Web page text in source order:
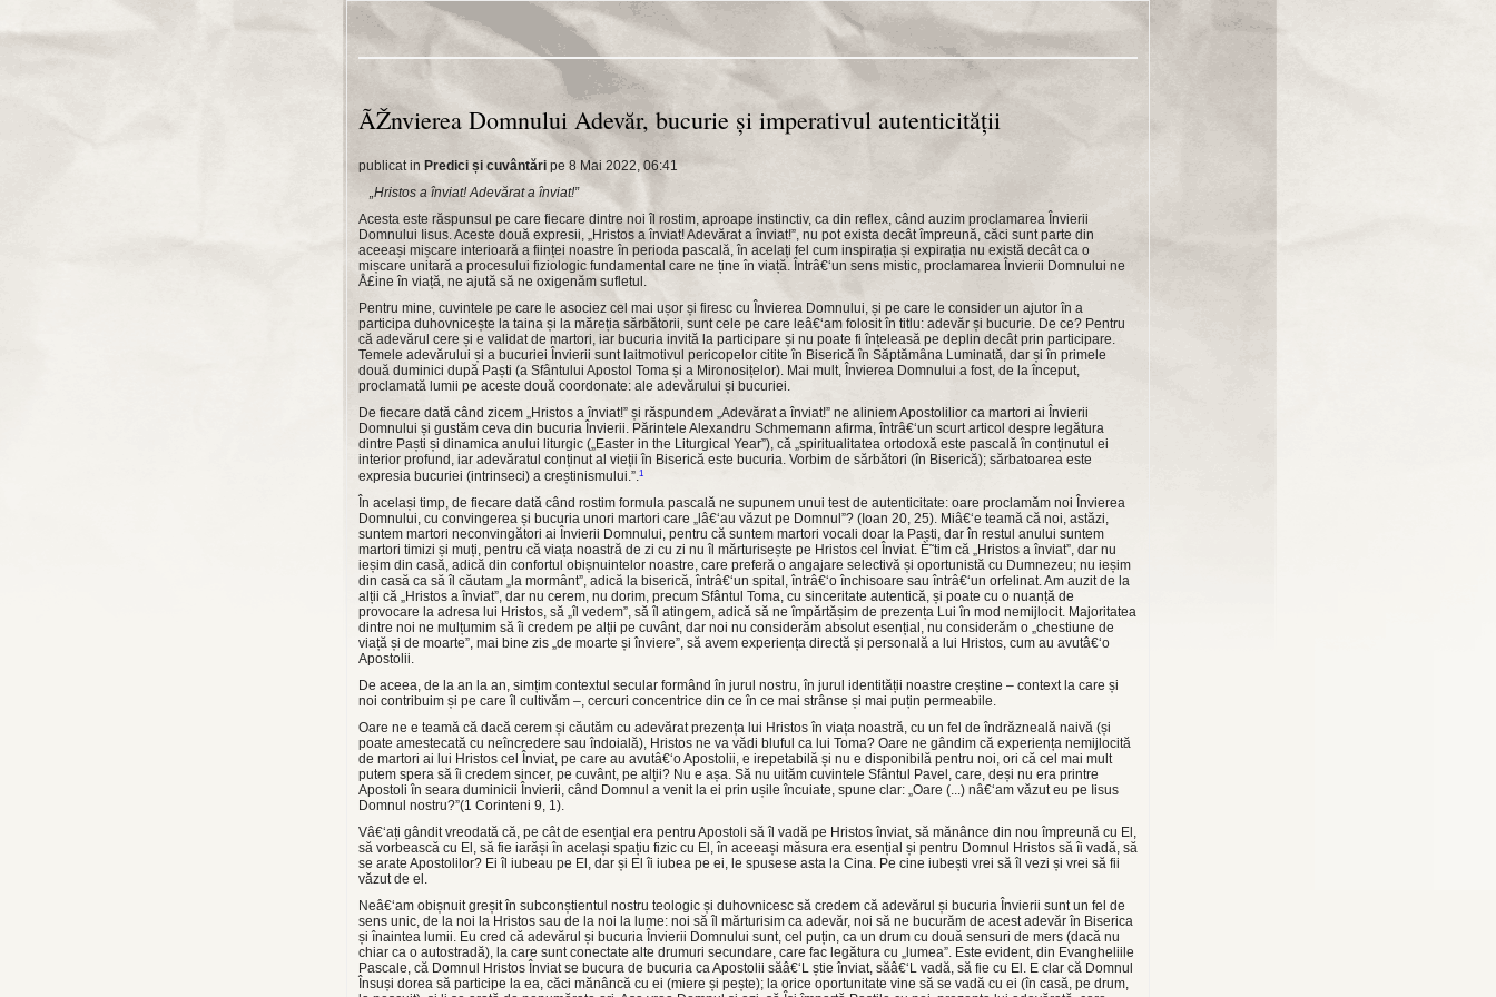
ÃŽnvierea Domnului Adevăr, bucurie și imperativul autenticității
publicat in Predici și cuvântări pe 8 Mai 2022, 06:41
„Hristos a înviat! Adevărat a înviat!”
Acesta este răspunsul pe care fiecare dintre noi îl rostim, aproape instinctiv, ca din reflex, când auzim proclamarea Învierii
Domnului Iisus. Aceste două expresii, „Hristos a înviat! Adevărat a înviat!”, nu pot exista decât împreună, căci sunt parte din
aceeași mișcare interioară a ființei noastre în perioda pascală, în acelați fel cum inspirația și expirația nu există decât ca o
mișcare unitară a procesului fiziologic fundamental care ne ține în viață. Întrâ€‘un sens mistic, proclamarea Învierii Domnului ne
Å£ine în viață, ne ajută să ne oxigenăm sufletul.
Pentru mine, cuvintele pe care le asociez cel mai ușor și firesc cu Învierea Domnului, și pe care le consider un ajutor în a
participa duhovnicește la taina și la măreția sărbătorii, sunt cele pe care leâ€‘am folosit în titlu: adevăr și bucurie. De ce? Pentru
că adevărul cere și e validat de martori, iar bucuria invită la participare și nu poate fi înțeleasă pe deplin decât prin participare.
Temele adevărului și a bucuriei Învierii sunt laitmotivul pericopelor citite în Biserică în Săptămâna Luminată, dar și în primele
două duminici după Paști (a Sfântului Apostol Toma și a Mironosițelor). Mai mult, Învierea Domnului a fost, de la început,
proclamată lumii pe aceste două coordonate: ale adevărului și bucuriei.
De fiecare dată când zicem „Hristos a înviat!” și răspundem „Adevărat a înviat!” ne aliniem Apostolilior ca martori ai Învierii
Domnului și gustăm ceva din bucuria Învierii. Părintele Alexandru Schmemann afirma, întrâ€‘un scurt articol despre legătura
dintre Paști și dinamica anului liturgic („Easter in the Liturgical Year”), că „spiritualitatea ortodoxă este pascală în conținutul ei
interior profund, iar adevăratul conținut al vieții în Biserică este bucuria. Vorbim de sărbători (în Biserică); sărbatoarea este
expresia bucuriei (intrinseci) a creștinismului.”.1
În același timp, de fiecare dată când rostim formula pascală ne supunem unui test de autenticitate: oare proclamăm noi Învierea
Domnului, cu convingerea și bucuria unori martori care „lâ€‘au văzut pe Domnul”? (Ioan 20, 25). Miâ€‘e teamă că noi, astăzi,
suntem martori neconvingători ai Învierii Domnului, pentru că suntem martori vocali doar la Paști, dar în restul anului suntem
martori timizi și muți, pentru că viața noastră de zi cu zi nu îl mărturisește pe Hristos cel Înviat. È˜tim că „Hristos a înviat”, dar nu
ieșim din casă, adică din confortul obișnuintelor noastre, care preferă o angajare selectivă și oportunistă cu Dumnezeu; nu ieșim
din casă ca să îl căutam „la mormânt”, adică la biserică, întrâ€‘un spital, întrâ€‘o închisoare sau întrâ€‘un orfelinat. Am auzit de la
alții că „Hristos a înviat”, dar nu cerem, nu dorim, precum Sfântul Toma, cu sinceritate autentică, și poate cu o nuanță de
provocare la adresa lui Hristos, să „îl vedem”, să îl atingem, adică să ne împărtășim de prezența Lui în mod nemijlocit. Majoritatea
dintre noi ne mulțumim să îi credem pe alții pe cuvânt, dar noi nu considerăm absolut esențial, nu considerăm o „chestiune de
viață și de moarte”, mai bine zis „de moarte și înviere”, să avem experiența directă și personală a lui Hristos, cum au avutâ€‘o
Apostolii.
De aceea, de la an la an, simțim contextul secular formând în jurul nostru, în jurul identității noastre creștine – context la care și
noi contribuim și pe care îl cultivăm –, cercuri concentrice din ce în ce mai strânse și mai puțin permeabile.
Oare ne e teamă că dacă cerem și căutăm cu adevărat prezența lui Hristos în viața noastră, cu un fel de îndrăzneală naivă (și
poate amestecată cu neîncredere sau îndoială), Hristos ne va vădi bluful ca lui Toma? Oare ne gândim că experiența nemijlocită
de martori ai lui Hristos cel Înviat, pe care au avutâ€‘o Apostolii, e irepetabilă și nu e disponibilă pentru noi, ori că cel mai mult
putem spera să îi credem sincer, pe cuvânt, pe alții? Nu e așa. Să nu uităm cuvintele Sfântul Pavel, care, deși nu era printre
Apostoli în seara duminicii Învierii, când Domnul a venit la ei prin ușile încuiate, spune clar: „Oare (...) nâ€‘am văzut eu pe Iisus
Domnul nostru?”(1 Corinteni 9, 1).
Vâ€‘ați gândit vreodată că, pe cât de esențial era pentru Apostoli să îl vadă pe Hristos înviat, să mănânce din nou împreună cu El,
să vorbească cu El, să fie iarăși în același spațiu fizic cu El, în aceeași măsura era esențial și pentru Domnul Hristos să îi vadă, să
se arate Apostolilor? Ei îl iubeau pe El, dar și El îi iubea pe ei, le spusese asta la Cina. Pe cine iubești vrei să îl vezi și vrei să fii
văzut de el.
Neâ€‘am obișnuit greșit în subconștientul nostru teologic și duhovnicesc să credem că adevărul și bucuria Învierii sunt un fel de
sens unic, de la noi la Hristos sau de la noi la lume: noi să îl mărturisim ca adevăr, noi să ne bucurăm de acest adevăr în Biserica
și înaintea lumii. Eu cred că adevărul și bucuria Învierii Domnului sunt, cel puțin, ca un drum cu două sensuri de mers (dacă nu
chiar ca o autostradă), la care sunt conectate alte drumuri secundare, care fac legătura cu „lumea”. Este evident, din Evangheliile
Pascale, că Domnul Hristos Înviat se bucura de bucuria ca Apostolii săâ€‘L știe înviat, săâ€‘L vadă, să fie cu El. E clar că Domnul
Însuși dorea să participe la ea, căci mănâncă cu ei (miere și pește); la orice oportunitate vine să se vadă cu ei (în casă, pe drum,